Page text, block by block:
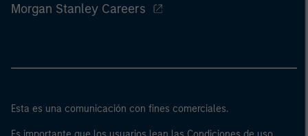
Morgan Stanley Careers
Esta es una comunicación con fines comerciales.